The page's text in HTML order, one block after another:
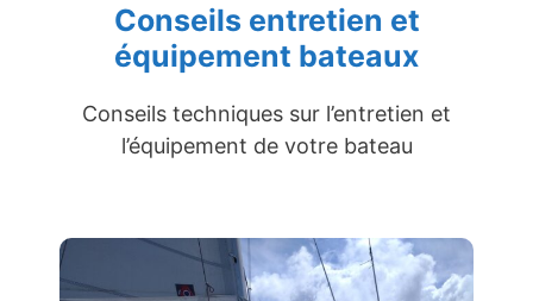
Conseils entretien et
équipement bateaux
Conseils techniques sur l’entretien et
l’équipement de votre bateau